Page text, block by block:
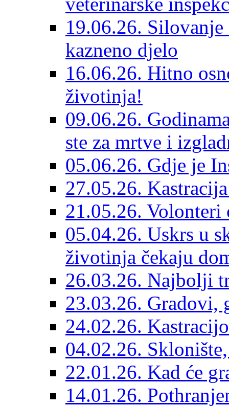
19.06.26.
kazneno djelo
16.06.26. Hitno
životinja!
09.06.26.
ste za mrtve i
05.06.26. Gdje je
27.05.26.
21.05.26. Volonteri
05.04.26. Uskrs u
životinja čekaju
26.03.26. Najbolji
23.03.26. Gradovi,
24.02.26.
04.02.26.
22.01.26. Kad će
14.01.26.